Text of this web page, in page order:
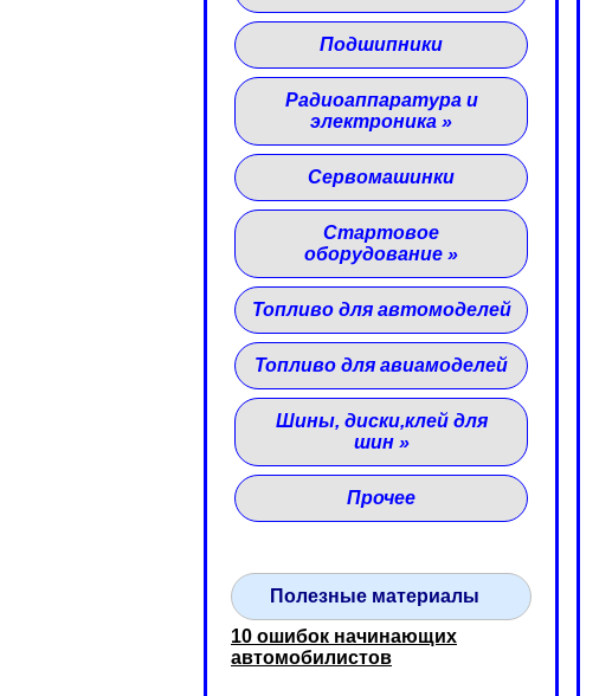
Подшипники
Радиоаппаратура и
электроника »
Сервомашинки
Стартовое
оборудование »
Топливо для автомоделей
Топливо для авиамоделей
Шины, диски,клей для
шин»
Прочее
Полезные материалы
10 ошибок начинающих
автомобилистов